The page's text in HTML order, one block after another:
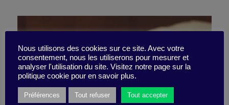
Nous utilisons des cookies sur ce site. Avec votre
consentement, nous les utiliserons pour mesurer et
analyser l'utilisation du site. Visitez notre page sur la
politique cookie pour en savoir plus.
Préférences Tout refuser Tout accepter